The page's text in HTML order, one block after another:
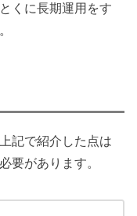
くに長期運用をす
記で紹介した点は
要があります。